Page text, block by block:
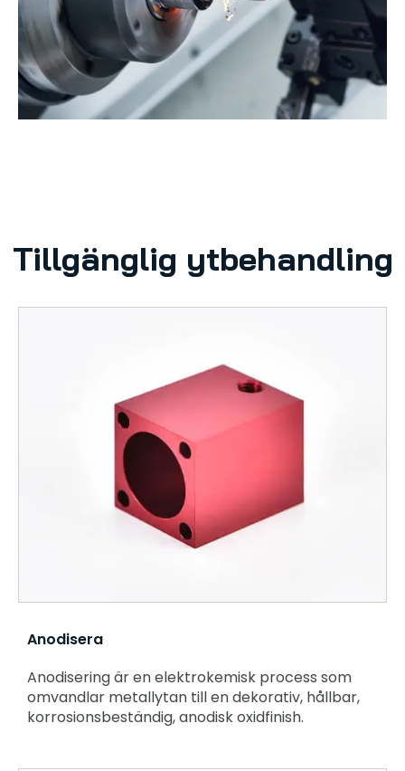
Tillgänglig ytbehandling
Anodisera
Anodisering är en elektrokemisk process som
omvandlar metallytan till en dekorativ, hållbar,
korrosionsbeständig, anodisk oxidfinish.